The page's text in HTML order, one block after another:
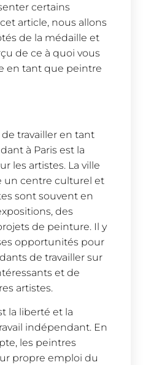
certains
article, nous allons
de la médaille et
de ce à quoi vous
en tant que peintre
travailler en tant
à Paris est la
les artistes. La ville
un centre culturel et
sont souvent en
des
de peinture. Il y
opportunités pour
de travailler sur
et de
artistes.
la liberté et la
indépendant. En
les peintres
propre emploi du